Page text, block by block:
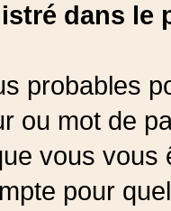
dans le
probables
ou mot de
vous
pour